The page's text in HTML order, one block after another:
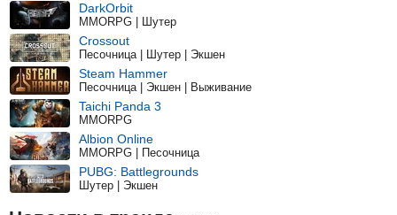
DarkOrbit
MMORPG | Шутер
Crossout
Песочница | Шутер | Экшен
Steam Hammer
Песочница | Экшен | Выживание
Taichi Panda 3
MMORPG
Albion Online
MMORPG | Песочница
PUBG: Battlegrounds
Шутер | Экшен